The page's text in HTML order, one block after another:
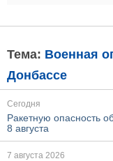
Тема: Военная
Донбассе
Сегодня
Ракетную опасность
8 августа
7 августа 2026